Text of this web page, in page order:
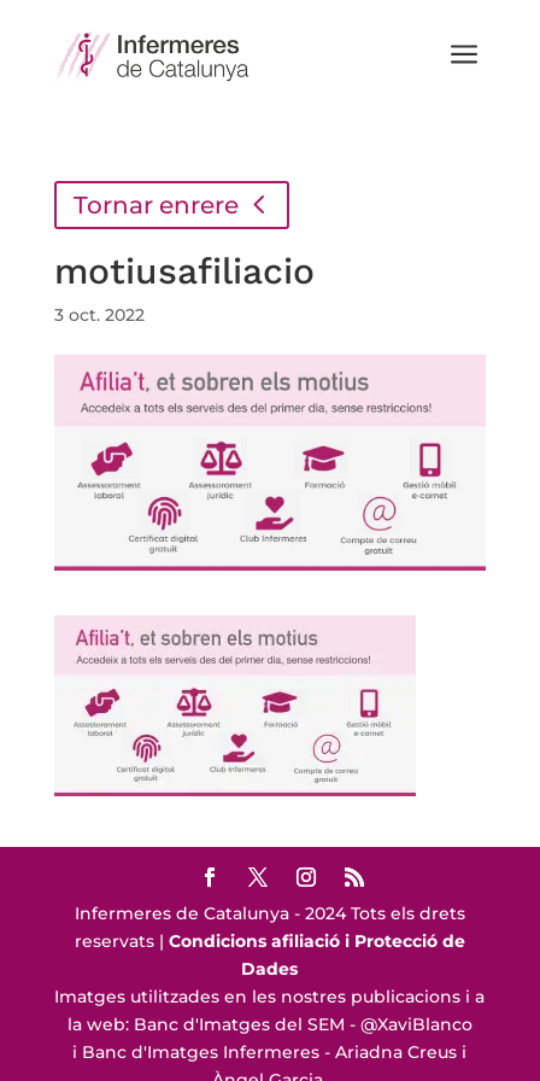
a
Tornar enrere
motiusafiliacio
3 oct. 2022
Infermeres de Catalunya - 2024 Tots els drets
reservats | Condicions afiliació i Protecció de
Dades
Imatges utilitzades en les nostres publicacions i a
la web: Banc d'Imatges del SEM - @XaviBlanco
i Banc d'Imatges Infermeres - Ariadna Creus i